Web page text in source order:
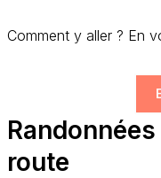
Comment y aller ? En
route